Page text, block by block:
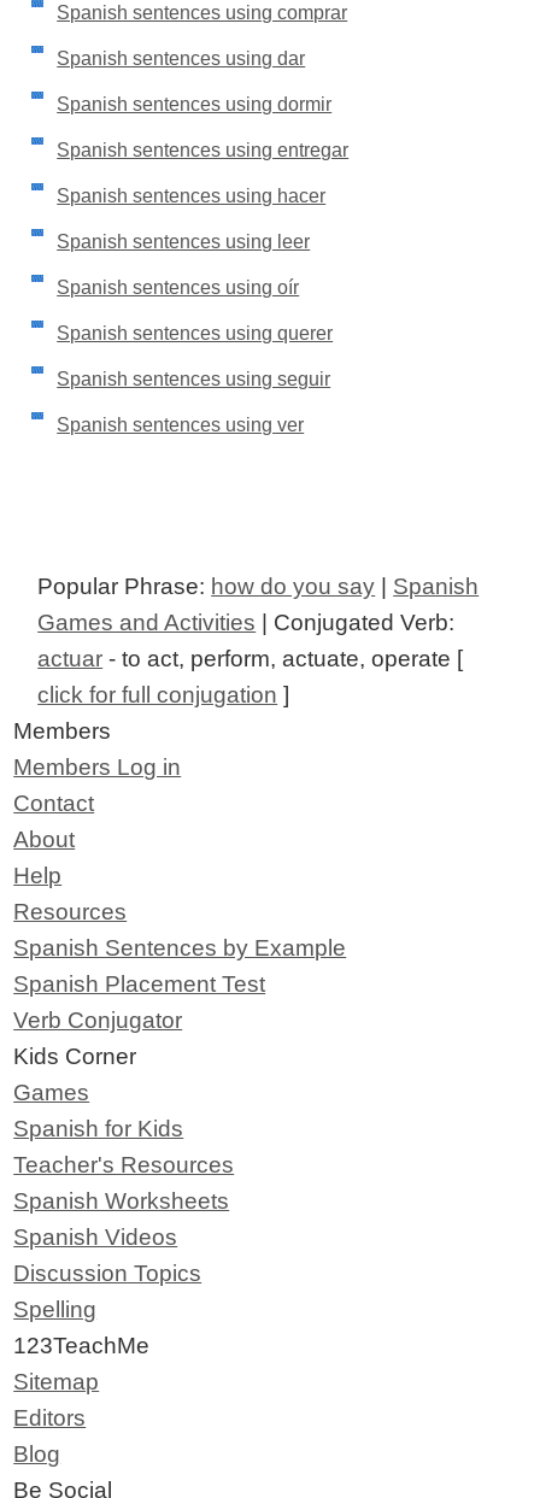
Spanish sentences using comprar
Spanish sentences using dar
Spanish sentences using dormir
Spanish sentences using entregar
Spanish sentences using hacer
Spanish sentences using leer
Spanish sentences using oír
Spanish sentences using querer
Spanish sentences using seguir
Spanish sentences using ver
Popular Phrase: how do you say | Spanish
Games and Activities | Conjugated Verb:
actuar - to act, perform, actuate, operate [
click for full conjugation ]
Members
Members Log in
Contact
About
Help
Resources
Spanish Sentences by Example
Spanish Placement Test
Verb Conjugator
Kids Corner
Games
Spanish for Kids
Teacher's Resources
Spanish Worksheets
Spanish Videos
Discussion Topics
Spelling
123TeachMe
Sitemap
Editors
Blog
Be Social